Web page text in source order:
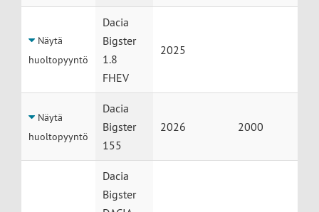
Näytä
huoltopyyntö
Dacia
Bigster
1.8
FHEV
2025
Näytä
huoltopyyntö
Dacia
Bigster
155
2026 2000
Dacia
Bigster